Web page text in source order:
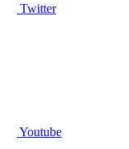
Twitter
Youtube